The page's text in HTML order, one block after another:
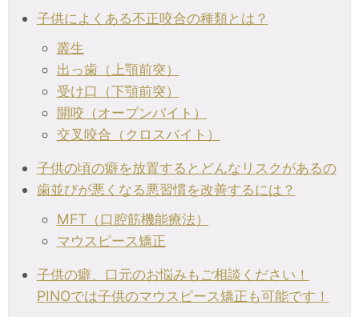
子供によくある不正咬合の種類とは？
叢生
出っ歯（上顎前突）
受け口（下顎前突）
開咬（オープンバイト）
交叉咬合（クロスバイト）
子供の頃の癖を放置するとどんなリスクがあるの
歯並びが悪くなる悪習慣を改善するには？
MFT（口腔筋機能療法）
マウスピース矯正
子供の癖、口元のお悩みもご相談ください！
PINOでは子供のマウスピース矯正も可能です！